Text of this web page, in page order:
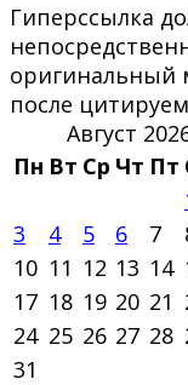
Гиперссылка
оригинальный
после
Август
Пн Вт Ср Чт Пт
3
4 5 6 7
10 11 12 13 14
17 18 19 20 21
24 25 26 27 28
31